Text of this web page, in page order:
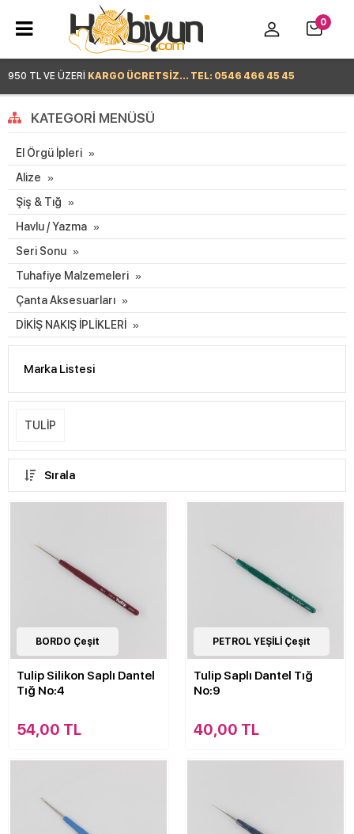
950 TL VE ÜZERİ KARGO ÜCRETSİZ... TEL: 0546 466 45 45
0
KATEGORI MENÜSÜ
El Örgü İpleri
Alize
Şiş & Tığ
Havlu / Yazma
Seri Sonu
Tuhafiye Malzemeleri
Çanta Aksesuarları
DİKİŞ NAKIŞ İPLİKLERİ
Marka Listesi
TULİP
Sırala
15Çeşit
BORDO Çeşit
Tulip Silikon Saplı Dantel
Tığ No:4
54,00 TL
13Çeşit
PETROL YEŞİLİ Çeşit
Tulip Saplı Dantel Tığ
No:9
40,00 TL